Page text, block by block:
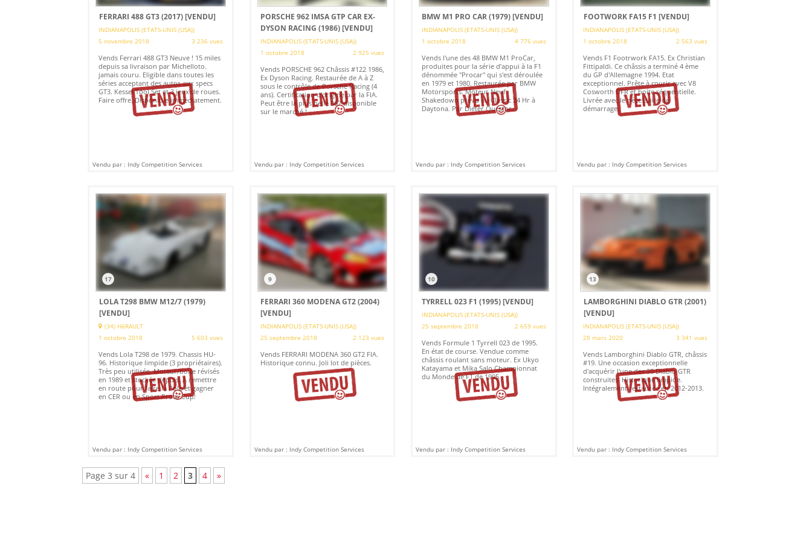
FERRARI 488 GT3 (2017)[VENDU]
INDIANAPOLIS (ETATS-UNIS (USA))
5 novembre 2018
3 236 vues
Vends Ferrari 488 GT3 Neuve ! 15 miles
depuis sa livraison par Michelloto.
jamais couru. Eligible dans toutes les
séries acceptant des autos aux specs
GT3. Kessel Tool Set et 3 jeux de roues.
Faire offre. Disponible immediatement.
Vendu par : Indy Competition Services
PORSCHE 962 IMSA GTP CAR EX-
DYSON RACING (1986)[VENDU]
INDIANAPOLIS (ETATS-UNIS (USA))
1 octobre 2018
2 925 vues
Vends PORSCHE 962 Châssis #122 1986,
Ex Dyson Racing. Restaurée de A à Z
sous le contrôle de Porsche Racing (4
ans). Certification d'origine par la FIA.
Peut être la plus belle 962 disponible
sur le marché !
Vendu par : Indy Competition Services
BMW M1 PRO CAR (1979)[VENDU]
INDIANAPOLIS (ETATS-UNIS (USA))
1 octobre 2018
4 776 vues
Vends l'une des 48 BMW M1 ProCar,
produites pour la série d’appui à la F1
dénommée "Procar" qui s'est déroulée
en 1979 et 1980. Restaurée par BMW
Motorsports. Moteur Neuf.
Shakedown prévu au Classic 24 Hr à
Daytona. Par Dieter Questor.
Vendu par : Indy Competition Services
FOOTWORK FA15 F1 [VENDU]
INDIANAPOLIS (ETATS-UNIS (USA))
1 octobre 2018
2 563 vues
Vends F1 Footrwork FA15. Ex Christian
Fittipaldi. Ce châssis a terminé 4 ème
du GP d'Allemagne 1994. Etat
exceptionnel. Prête à courir avec V8
Cosworth DFR et boite séquentielle.
Livrée avec le nécessaire de
démarrage.
Vendu par : Indy Competition Services
17
LOLA T298 BMW M12/7 (1979)
[VENDU]
(34) HéRAULT
1 octobre 2018
5 603 vues
Vends Lola T298 de 1979. Chassis HU-
96. Historique limpide (3 propriétaires).
Très peu utilisée. Moteur/boite révisés
en 1989 et stockée depuis. A remettre
en route pour faire la Pole et gagner
en CER ou en Sport Proto Cup!
Vendu par : Indy Competition Services
9
FERRARI 360 MODENA GT2 (2004)
[VENDU]
INDIANAPOLIS (ETATS-UNIS (USA))
25 septembre 2018
2 123 vues
Vends FERRARI MODENA 360 GT2 FIA.
Historique connu. Joli lot de pièces.
Vendu par : Indy Competition Services
10
TYRRELL 023 F1 (1995)[VENDU]
INDIANAPOLIS (ETATS-UNIS (USA))
25 septembre 2018
2 659 vues
Vends Formule 1 Tyrrell 023 de 1995.
En état de course. Vendue comme
châssis roulant sans moteur. Ex Ukyo
Katayama et Mika Salo Championnat
du Monde de F1 de 1995.
Vendu par : Indy Competition Services
13
LAMBORGHINI DIABLO GTR (2001)
[VENDU]
INDIANAPOLIS (ETATS-UNIS (USA))
28 mars 2020
3 341 vues
Vends Lamborghini Diablo GTR, châssis
#19. Une occasion exceptionnelle
d'acquérir l'une des 30 Diablo GTR
construites. Historique limpide.
Intégralement restaurée en 2012-2013.
Vendu par : Indy Competition Services
Page 3 sur 4 « 1 2 3 4 »